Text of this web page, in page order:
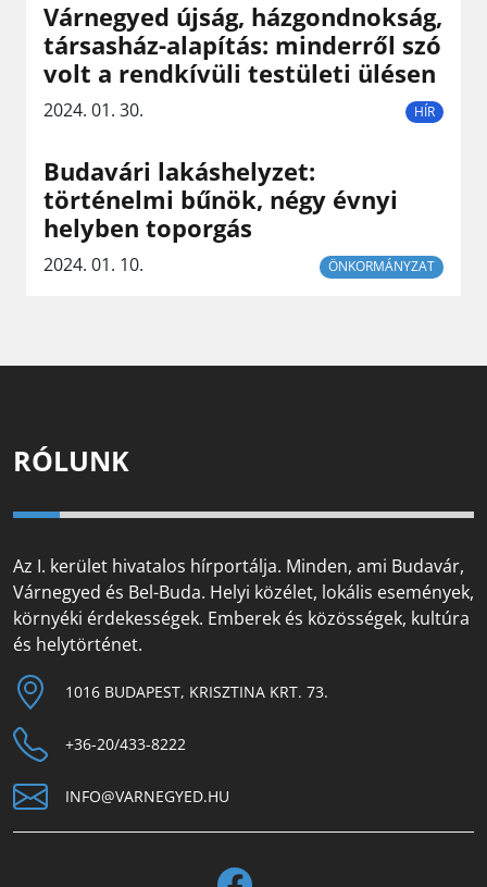
Várnegyed újság, házgondnokság,
társasház-alapítás: minderről szó
volt a rendkívüli testületi ülésen
2024. 01. 30. HÍR
Budavári lakáshelyzet:
történelmi bűnök, négy évnyi
helyben toporgás
2024. 01. 10. ÖNKORMÁNYZAT
RÓLUNK
Az I. kerület hivatalos hírportálja. Minden, ami Budavár,
Várnegyed és Bel-Buda. Helyi közélet, lokális események,
környéki érdekességek. Emberek és közösségek, kultúra
és helytörténet.
1016 BUDAPEST, KRISZTINA KRT. 73.
+36-20/433-8222
INFO@VARNEGYED.HU